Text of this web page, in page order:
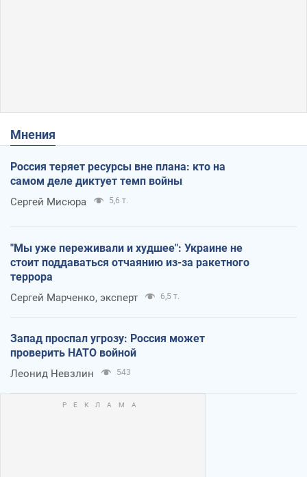
Мнения
Россия теряет ресурсы вне плана: кто на
самом деле диктует темп войны
Сергей Мисюра 5,6 т.
"Мы уже переживали и худшее": Украине не
стоит поддаваться отчаянию из-за ракетного
террора
Сергей Марченко, эксперт 6,5 т.
Запад проспал угрозу: Россия может
проверить НАТО войной
Леонид Невзлин 543